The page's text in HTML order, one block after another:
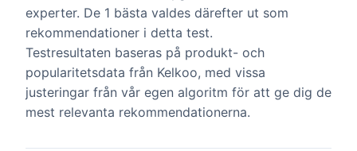
experter. De 1 bästa valdes därefter ut som
rekommendationer i detta test.
Testresultaten baseras på produkt- och
popularitetsdata från Kelkoo, med vissa
justeringar från vår egen algoritm för att ge dig de
mest relevanta rekommendationerna.